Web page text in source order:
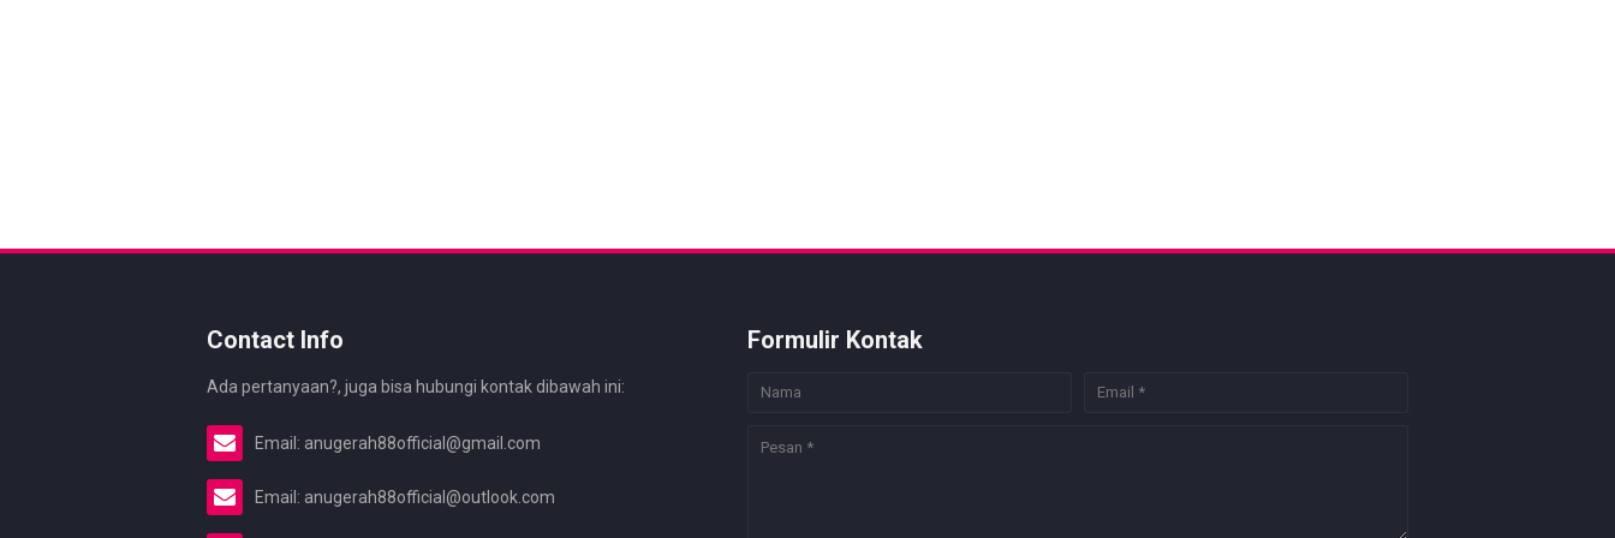
Contact Info
Ada pertanyaan?, juga bisa hubungi kontak dibawah ini:
Email: anugerah88official@gmail.com
Email: anugerah88official@outlook.com
Formulir Kontak